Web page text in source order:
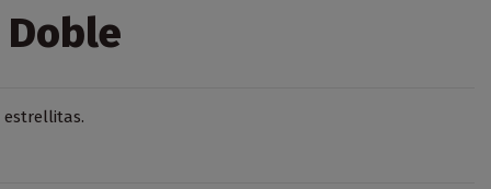
estrellitas.